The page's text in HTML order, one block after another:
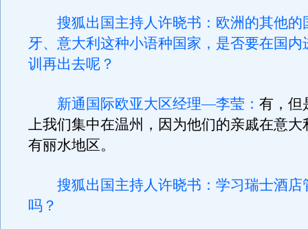
搜狐出国主持人许晓书：欧洲的其他的
牙、意大利这种小语种国家，是否要在国内
训再出去呢？
新通国际欧亚大区经理—李莹： 有，但
上我们集中在温州，因为他们的亲戚在意大
有丽水地区。
搜狐出国主持人许晓书：学习瑞士酒店
吗？